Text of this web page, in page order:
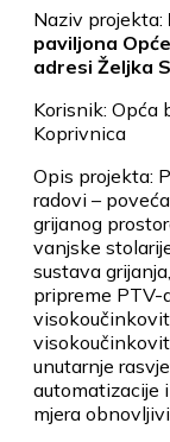
Naziv projekta:
paviljona
adresi Željka
Korisnik: Opća
Koprivnica
Opis projekta:
radovi –
grijanog
vanjske
sustava
pripreme PTV-
unutarnje
automatizacije
mjera